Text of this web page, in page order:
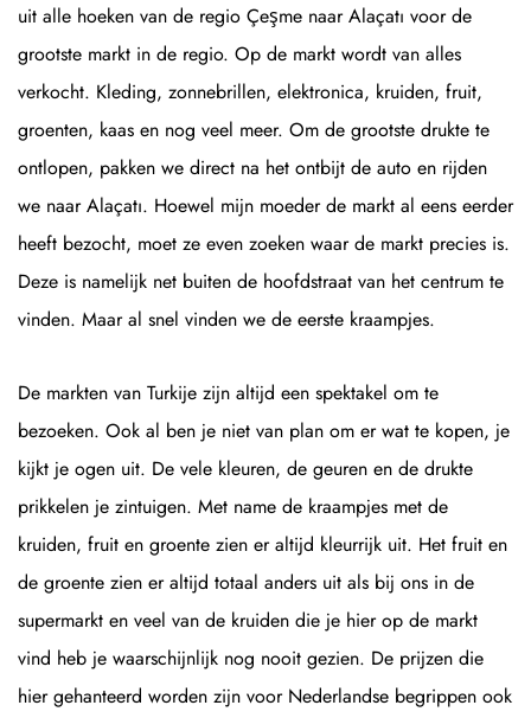
uit alle hoeken van de regio Çeşme naar Alaçatı voor de
grootste markt in de regio. Op de markt wordt van alles
verkocht. Kleding, zonnebrillen, elektronica, kruiden, fruit,
groenten, kaas en nog veel meer. Om de grootste drukte te
ontlopen, pakken we direct na het ontbijt de auto en rijden
we naar Alaçatı. Hoewel mijn moeder de markt al eens eerder
heeft bezocht, moet ze even zoeken waar de markt precies is.
Deze is namelijk net buiten de hoofdstraat van het centrum te
vinden. Maar al snel vinden we de eerste kraampjes.
De markten van Turkije zijn altijd een spektakel om te
bezoeken. Ook al ben je niet van plan om er wat te kopen, je
kijkt je ogen uit. De vele kleuren, de geuren en de drukte
prikkelen je zintuigen. Met name de kraampjes met de
kruiden, fruit en groente zien er altijd kleurrijk uit. Het fruit en
de groente zien er altijd totaal anders uit als bij ons in de
supermarkt en veel van de kruiden die je hier op de markt
vind heb je waarschijnlijk nog nooit gezien. De prijzen die
hier gehanteerd worden zijn voor Nederlandse begrippen ook